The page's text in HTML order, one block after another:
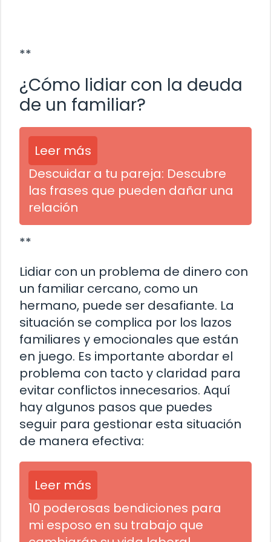
**
¿Cómo lidiar con la deuda
de un familiar?
Leer más
Descuidar a tu pareja: Descubre
las frases que pueden dañar una
relación
**
Lidiar con un problema de dinero con
un familiar cercano, como un
hermano, puede ser desafiante. La
situación se complica por los lazos
familiares y emocionales que están
en juego. Es importante abordar el
problema con tacto y claridad para
evitar conflictos innecesarios. Aquí
hay algunos pasos que puedes
seguir para gestionar esta situación
de manera efectiva:
Leer más
10 poderosas bendiciones para
mi esposo en su trabajo que